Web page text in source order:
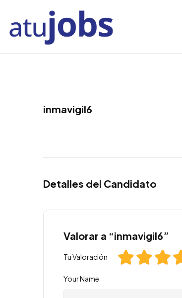
inmavigil6
Detalles del Candidato
Valorar a “inmavigil6”
Tu Valoración
Your Name